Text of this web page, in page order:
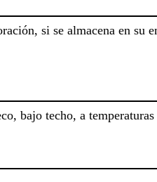
si se almacena en su
bajo techo, a